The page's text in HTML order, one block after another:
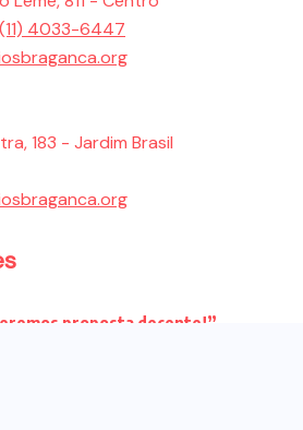
(11) 4033-6447
183 - Jardim Brasil
proposta decente!”